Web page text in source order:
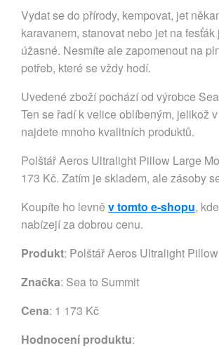
Vydat se do přírody, kempovat, jet
karavanem, stanovat nebo jet na fesťák
úžasné. Nesmíte ale zapomenout na
potřeb, které se vždy hodí.
Uvedené zboží pochází od výrobce
Ten se řadí k velice oblíbeným, jelikož
najdete mnoho kvalitních produktů.
Polštář Aeros Ultralight Pillow Large
173 Kč. Zatím je skladem, ale zásoby
Koupíte ho levně v tomto e-shopu,
nabízejí za dobrou cenu.
Produkt: Polštář Aeros Ultralight
Značka: Sea to Summit
Cena: 1 173 Kč
Hodnocení produktu: